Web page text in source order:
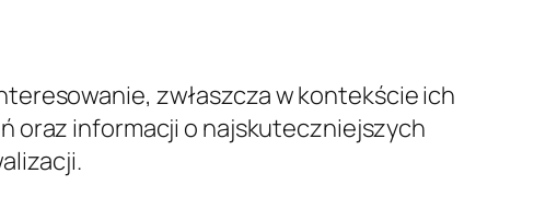
zwłaszcza w kontekście ich
oraz informacji o najskuteczniejszych